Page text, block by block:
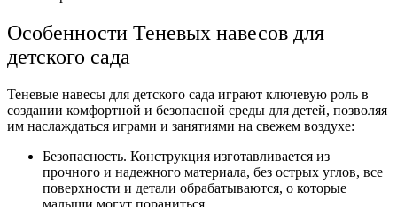
Особенности Теневых навесов для
детского сада
Теневые навесы для детского сада играют ключевую роль в
создании комфортной и безопасной среды для детей, позволяя
им наслаждаться играми и занятиями на свежем воздухе:
Безопасность. Конструкция изготавливается из
прочного и надежного материала, без острых углов, все
поверхности и детали обрабатываются, о которые